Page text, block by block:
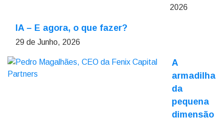
2026
IA – E agora, o que fazer?
29 de Junho, 2026
A
armadilha
da
pequena
dimensão